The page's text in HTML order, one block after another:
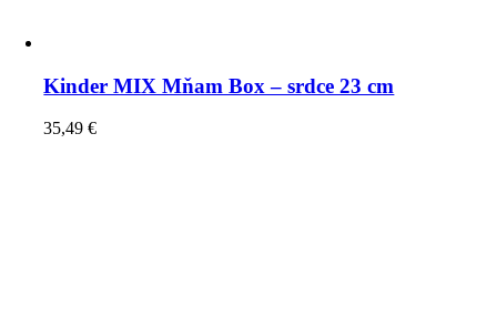
Kinder MIX Mňam Box – srdce 23 cm
35,49€